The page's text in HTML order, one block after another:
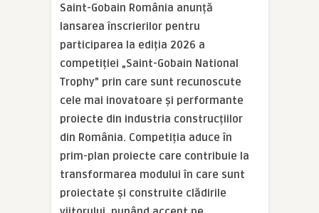
Saint-Gobain România anunță
lansarea înscrierilor pentru
participarea la ediția 2026 a
competiției „Saint-Gobain National
Trophy” prin care sunt recunoscute
cele mai inovatoare și performante
proiecte din industria construcțiilor
din România. Competiția aduce în
prim-plan proiecte care contribuie la
transformarea modului în care sunt
proiectate și construite clădirile